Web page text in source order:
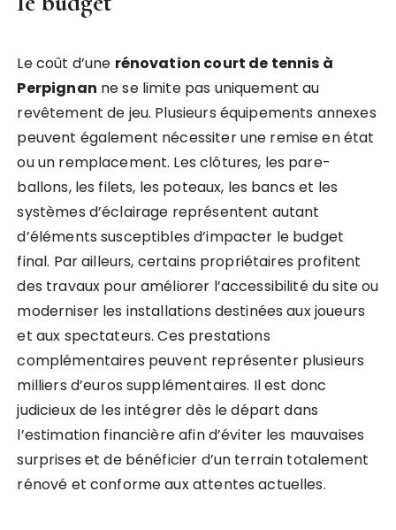
Le coût d’une rénovation court de tennis à
Perpignan ne se limite pas uniquement au
revêtement de jeu. Plusieurs équipements annexes
peuvent également nécessiter une remise en état
ou un remplacement. Les clôtures, les pare-
ballons, les filets, les poteaux, les bancs et les
systèmes d’éclairage représentent autant
d’éléments susceptibles d’impacter le budget
final. Par ailleurs, certains propriétaires profitent
des travaux pour améliorer l’accessibilité du site ou
moderniser les installations destinées aux joueurs
et aux spectateurs. Ces prestations
complémentaires peuvent représenter plusieurs
milliers d’euros supplémentaires. Il est donc
judicieux de les intégrer dès le départ dans
l’estimation financière afin d’éviter les mauvaises
surprises et de bénéficier d’un terrain totalement
rénové et conforme aux attentes actuelles.